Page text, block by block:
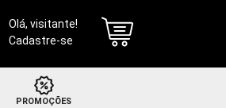
Olá, visitante!
Cadastre-se
PROMOÇÕES